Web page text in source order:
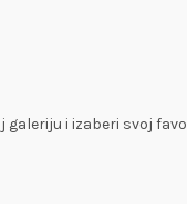
galeriju i izaberi svoj